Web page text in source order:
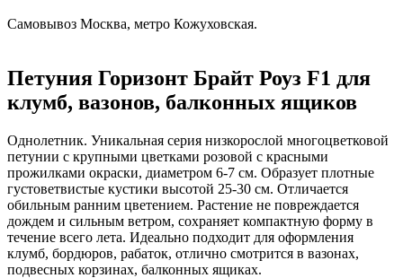
Самовывоз Москва, метро Кожуховская.
Петуния Горизонт Брайт Роуз F1 для
клумб, вазонов, балконных ящиков
Однолетник. Уникальная серия низкорослой многоцветковой
петунии с крупными цветками розовой с красными
прожилками окраски, диаметром 6-7 см. Образует плотные
густоветвистые кустики высотой 25-30 см. Отличается
обильным ранним цветением. Растение не повреждается
дождем и сильным ветром, сохраняет компактную форму в
течение всего лета. Идеально подходит для оформления
клумб, бордюров, рабаток, отлично смотрится в вазонах,
подвесных корзинах, балконных ящиках.